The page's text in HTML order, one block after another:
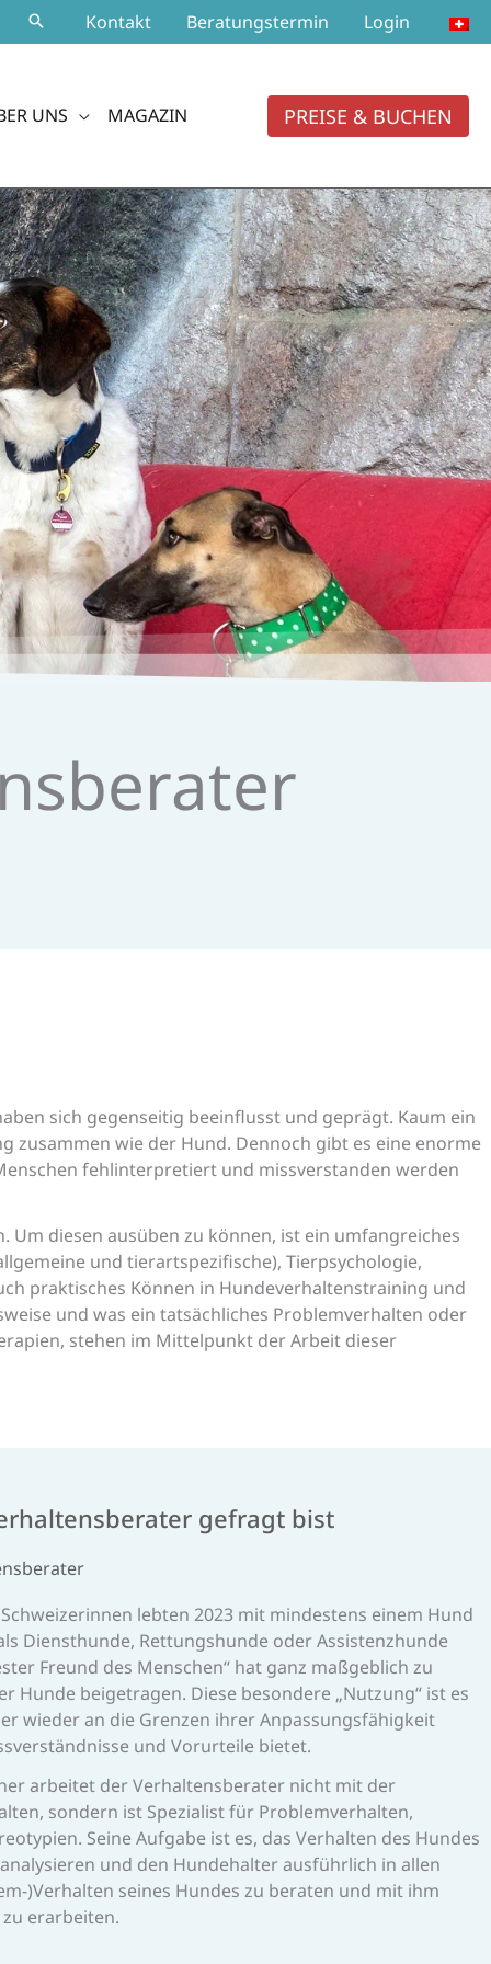
Kontakt Beratungstermin Login
UNS MAGAZIN PREISE & BUCHEN
sich gegenseitig beeinflusst und geprägt. Kaum ein
zusammen wie der Hund. Dennoch gibt es eine enorme
fehlinterpretiert und missverstanden werden
diesen ausüben zu können, ist ein umfangreiches
und tierartspezifische), Tierpsychologie,
praktisches Können in Hundeverhaltenstraining und
und was ein tatsächliches Problemverhalten oder
stehen im Mittelpunkt der Arbeit dieser
gefragt bist
lebten 2023 mit mindestens einem Hund
Diensthunde, Rettungshunde oder Assistenzhunde
Freund des Menschen“ hat ganz maßgeblich zu
Hunde beigetragen. Diese besondere „Nutzung“ ist es
wieder an die Grenzen ihrer Anpassungsfähigkeit
und Vorurteile bietet.
arbeitet der Verhaltensberater nicht mit der
sondern ist Spezialist für Problemverhalten,
Seine Aufgabe ist es, das Verhalten des Hundes
und den Hundehalter ausführlich in allen
)Verhalten seines Hundes zu beraten und mit ihm
erarbeiten.